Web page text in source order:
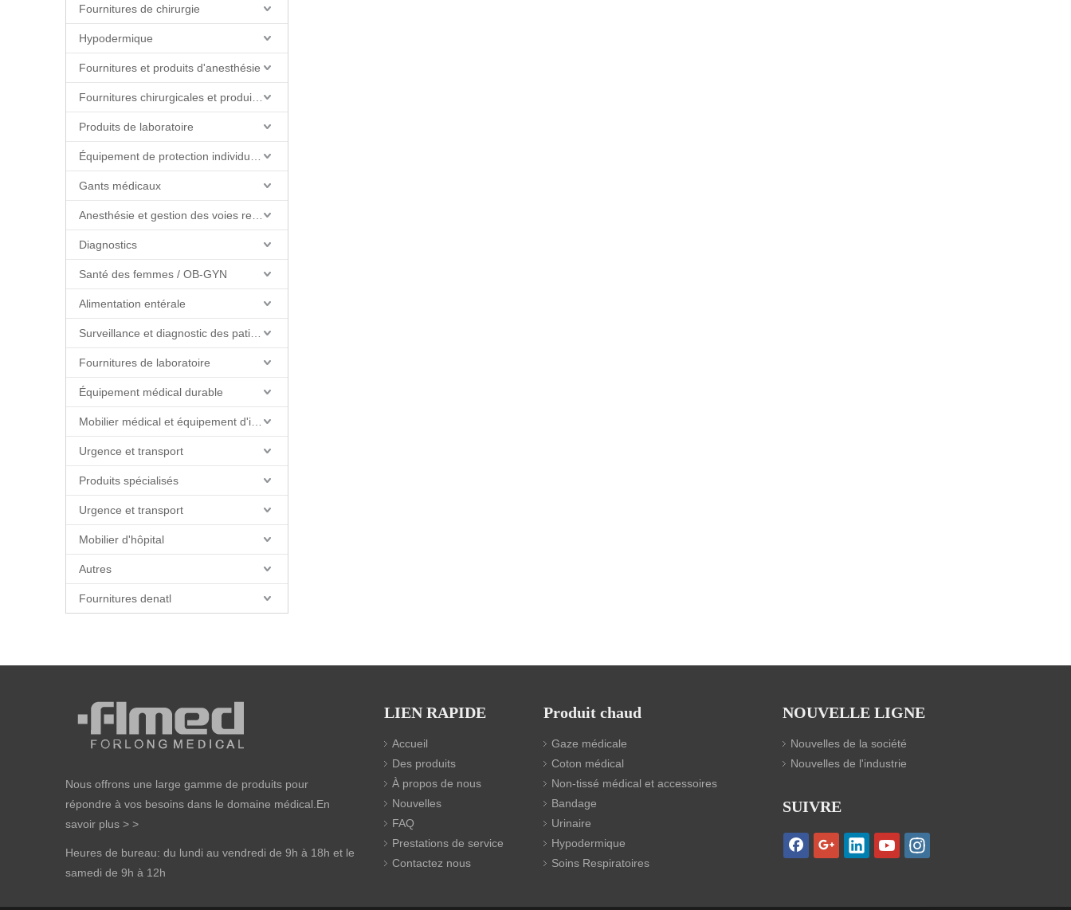
Fournitures de chirurgie
Hypodermique
Fournitures et produits d'anesthésie
Produits de laboratoire
Gants médicaux
Diagnostics
Santé des femmes / OB-GYN
Alimentation entérale
Fournitures de laboratoire
Équipement médical durable
Urgence et transport
Produits spécialisés
Urgence et transport
Mobilier d'hôpital
Autres
Fournitures denatl
Nous offrons une large gamme de produits pour
répondre à vos besoins dans le domaine médical. En
savoir plus > >
Heures de bureau: du lundi au vendredi de 9h à 18h et le
samedi de 9h à 12h
LIEN RAPIDE
Accueil
Des produits
À propos de nous
Nouvelles
FAQ
Prestations de service
Contactez nous
Produit chaud
Gaze médicale
Coton médical
Non-tissé médical et accessoires
Bandage
Urinaire
Hypodermique
Soins Respiratoires
NOUVELLE LIGNE
Nouvelles de la société
Nouvelles de l'industrie
SUIVRE